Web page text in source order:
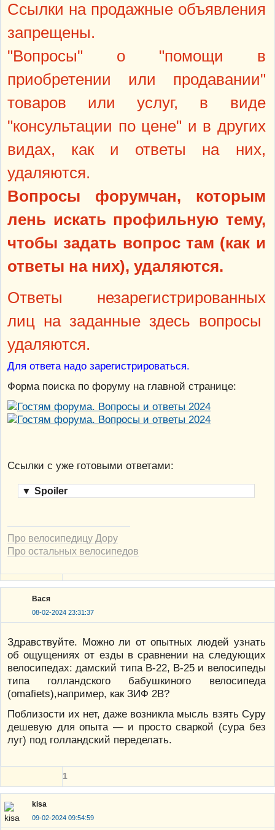
Ссылки на продажные объявления
запрещены.
"Вопросы" о "помощи в
приобретении или продавании"
товаров или услуг, в виде
"консультации по цене" и в других
видах, как и ответы на них,
удаляются.
Вопросы форумчан, которым
лень искать профильную тему,
чтобы задать вопрос там (как и
ответы на них), удаляются.
Ответы незарегистрированных
лиц на заданные здесь вопросы
удаляются.
Для ответа надо зарегистрироваться.
Форма поиска по форуму на главной странице:
Ссылки с уже готовыми ответами:
▼ Spoiler
Про велосипедицу Дору
Про остальных велосипедов
Вася
08-02-2024 23:31:37
Здравствуйте. Можно ли от опытных людей узнать
об ощущениях от езды в сравнении на следующих
велосипедах: дамский типа В-22, В-25 и велосипеды
типа голландского бабушкиного велосипеда
(omafiets),например, как ЗИФ 2В?
Поблизости их нет, даже возникла мысль взять Суру
дешевую для опыта — и просто сваркой (сура без
луг) под голландский переделать.
1
kisa
09-02-2024 09:54:59